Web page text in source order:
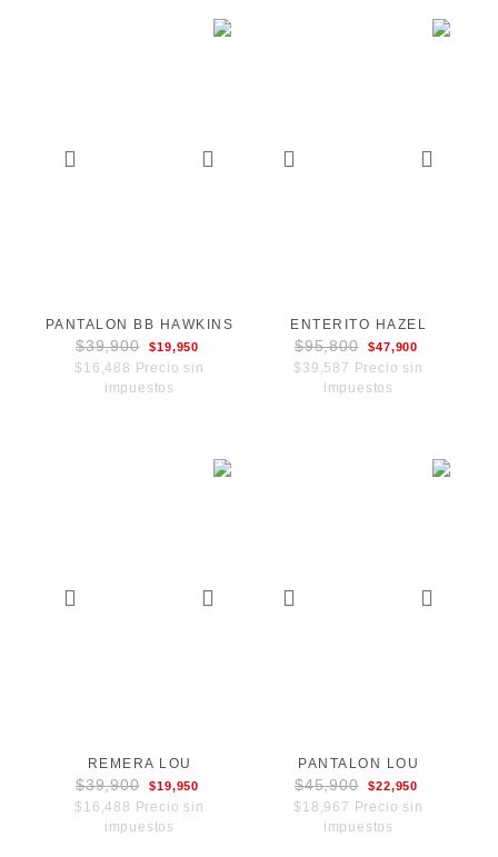
PANTALON BB HAWKINS
$39,900 $19,950
$16,488 Precio sin
impuestos
ENTERITO HAZEL
$95,800 $47,900
$39,587 Precio sin
impuestos
REMERA LOU
$39,900 $19,950
$16,488 Precio sin
impuestos
PANTALON LOU
$45,900 $22,950
$18,967 Precio sin
impuestos